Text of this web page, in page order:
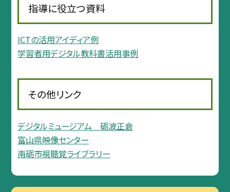
指導に役立つ資料
ICTの活用アイディア例
学習者用デジタル教科書活用事例
その他リンク
デジタルミュージアム 砺波正倉
富山県映像センター
南砺市視聴覚ライブラリー